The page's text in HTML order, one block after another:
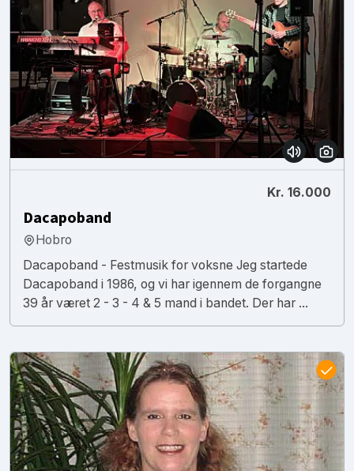
Kr. 16.000
Dacapoband
Hobro
Dacapoband - Festmusik for voksne Jeg startede
Dacapoband i 1986, og vi har igennem de forgangne
39 år været 2 - 3 - 4 & 5 mand i bandet. Der har ...